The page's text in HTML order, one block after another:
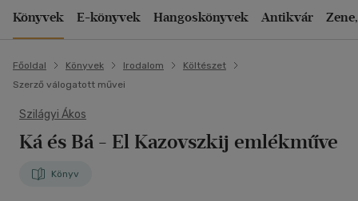
Könyvek E-könyvek Hangoskönyvek Antikvár
Főoldal Könyvek Irodalom
Költészet
Szerző válogatott művei
Szilágyi Ákos
Ká és Bá - El Kazovszkij emlékműve
Könyv